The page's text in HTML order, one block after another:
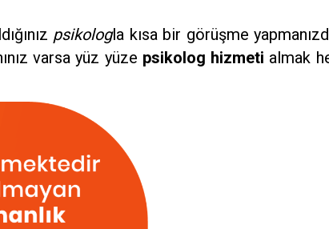
psikologla kısa bir görüşme
varsa yüz yüze psikolog hizmeti almak